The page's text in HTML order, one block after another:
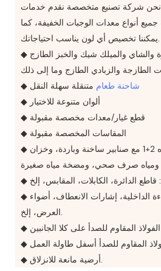
نحن شركة تصنيع متخصصة نقدم خدمات
أنواع معدات الوجبات الخفيفة، كما
يمكننا تخصيص أي لون يناسب احتياجاتك.
◆ يمكن تقديمه مع القهوة والشاي والميلك شيك والخبز الطازج
◆
شاحنة طعام متنقلة سهلة النقل
◆ ألوان متنوعة للاختيار
◆ قطع غيار/معدات مخصصة مقبولة
◆ المقاسات المخصصة مقبولة
◆ نظام المياه: حوض مياه 2+1 مع صنابير ساخنة وباردة، وخزان
◆ نظام الإضاءة: نظام الإضاءة الداخلية، إشارات الانعطاف، أضواء
العرض، إلخ.
◆ أرضية مانعة للانزلاق.